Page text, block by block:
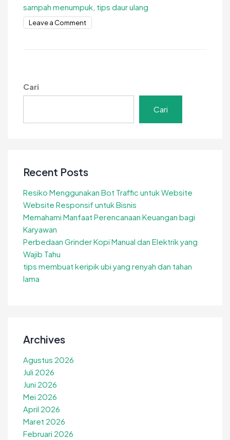
sampah menumpuk tips daur ulang
Leave a Commenton
Ternyata
Cari
Cari
Recent Posts
Resiko Menggunakan Bot Traffic untuk Website
Website Responsif untuk Bisnis
Memahami Manfaat Perencanaan Keuangan bagi
Karyawan
Perbedaan Grinder Kopi Manual dan Elektrik yang
Wajib Tahu
tips membuat keripik ubi yang renyah dan tahan
lama
Archives
Agustus 2026
Juli 2026
Juni 2026
Mei 2026
April 2026
Maret 2026
Februari 2026